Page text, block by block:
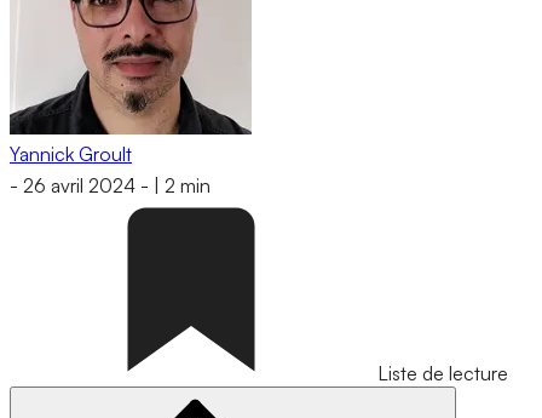
Yannick Groult
- 26 avril 2024 - 2 min
Liste de lecture